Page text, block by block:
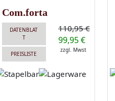
Com.forta
DATENBLAT
T
PREISLISTE
110,95 €
99,95 €
zzgl. Mwst